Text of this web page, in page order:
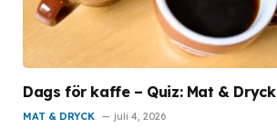
Dags för kaffe – Quiz: Mat & Dryck
MAT & DRYCK juli 4, 2026